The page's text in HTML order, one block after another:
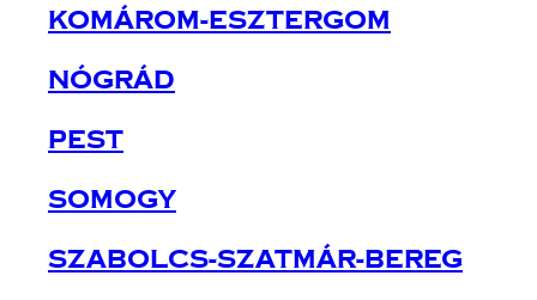
Komárom-Esztergom
Nógrád
Pest
Somogy
Szabolcs-Szatmár-Bereg